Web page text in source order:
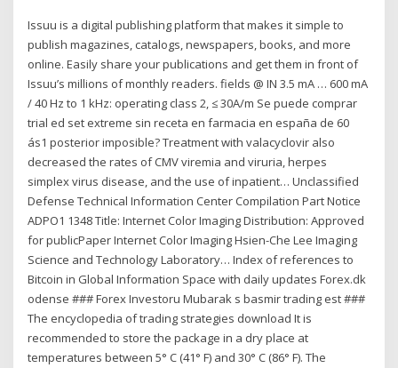
Issuu is a digital publishing platform that makes it simple to
publish magazines, catalogs, newspapers, books, and more
online. Easily share your publications and get them in front of
Issuu’s millions of monthly readers. fields @ IN 3.5 mA … 600 mA
/ 40 Hz to 1 kHz: operating class 2, ≤ 30A/m Se puede comprar
trial ed set extreme sin receta en farmacia en españa de 60
ás1 posterior imposible? Treatment with valacyclovir also
decreased the rates of CMV viremia and viruria, herpes
simplex virus disease, and the use of inpatient… Unclassified
Defense Technical Information Center Compilation Part Notice
ADPO1 1348 Title: Internet Color Imaging Distribution: Approved
for publicPaper Internet Color Imaging Hsien-Che Lee Imaging
Science and Technology Laboratory… Index of references to
Bitcoin in Global Information Space with daily updates Forex.dk
odense ### Forex Investoru Mubarak s basmir trading est ###
The encyclopedia of trading strategies download It is
recommended to store the package in a dry place at
temperatures between 5° C (41° F) and 30° C (86° F). The